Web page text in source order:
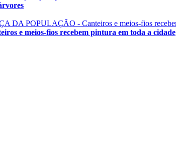
e meios-fios recebem pintura em toda a cidade